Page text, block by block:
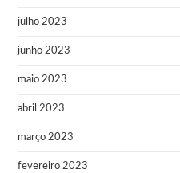
julho 2023
junho 2023
maio 2023
abril 2023
março 2023
fevereiro 2023